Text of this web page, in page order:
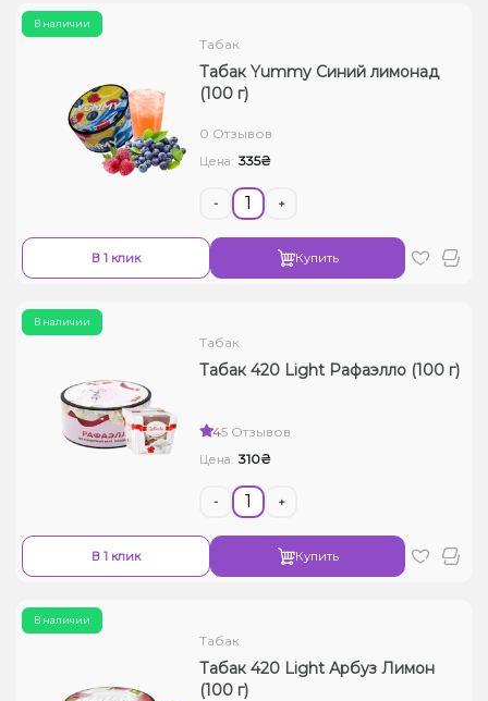
В наличии
Табак
Табак Yummy Синий лимонад
(100 г)
0 Отзывов
Цена: 335₴
- +
В 1 клик Купить
В наличии
Табак
Табак 420 Light Рафаэлло (100 г)
45 Отзывов
Цена: 310₴
- +
В 1 клик Купить
В наличии
Табак
Табак 420 Light Арбуз Лимон
(100 г)